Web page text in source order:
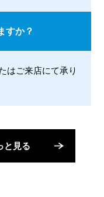
すか？
はご来店にて承り
と見る